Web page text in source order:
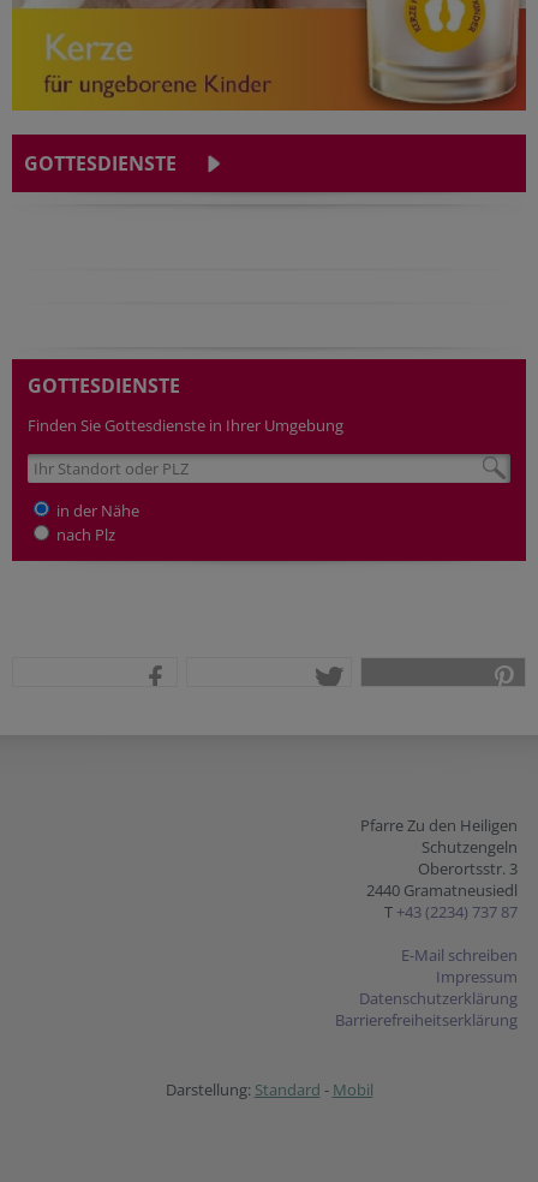
GOTTESDIENSTE
GOTTESDIENSTE
Finden Sie Gottesdienste in Ihrer Umgebung
in der Nähe
nach Plz
Pfarre Zu den Heiligen
Schutzengeln
Oberortsstr. 3
2440 Gramatneusiedl
T +43 (2234) 737 87
E-Mail schreiben
Impressum
Datenschutzerklärung
Barrierefreiheitserklärung
Darstellung: Standard - Mobil